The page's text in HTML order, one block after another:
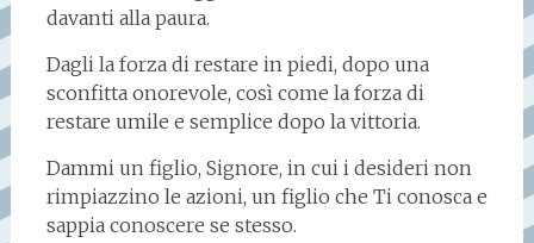
davanti alla paura.
Dagli la forza di restare in piedi, dopo una
sconfitta onorevole, così come la forza di
restare umile e semplice dopo la vittoria.
Dammi un figlio, Signore, in cui i desideri non
rimpiazzino le azioni, un figlio che Ti conosca e
sappia conoscere se stesso.